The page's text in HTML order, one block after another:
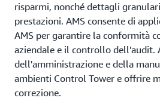
risparmi, nonché dettagli
prestazioni. AMS consente di
AMS per garantire la conformità
aziendale e il controllo dell'audit.
dell'amministrazione e della
ambienti Control Tower e offrire
correzione.